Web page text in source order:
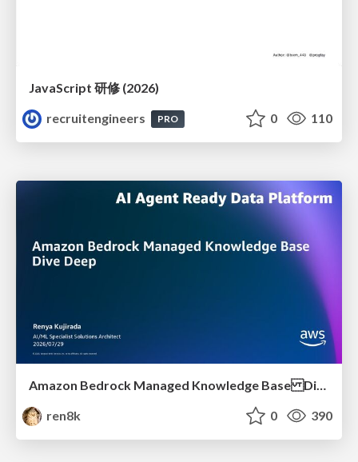
JavaScript 研修 (2026)
recruitengineers
PRO 0 110
Amazon Bedrock Managed Knowledge Base Dive Deep
ren8k
0 390